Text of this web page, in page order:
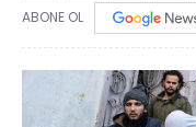
ABONE OL